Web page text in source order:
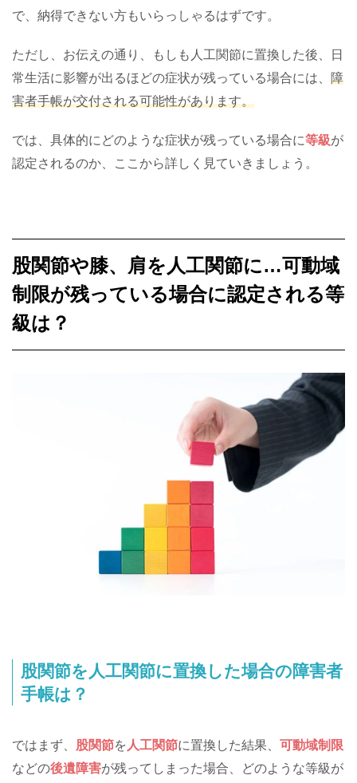
で、納得できない方もいらっしゃるはずです。
ただし、お伝えの通り、もしも人工関節に置換した後、日
常生活に影響が出るほどの症状が残っている場合には、 障
害者手帳が交付される可能性があります。
では、具体的にどのような症状が残っている場合に等級が
認定されるのか、ここから詳しく見ていきましょう。
股関節や膝、肩を人工関節に…可動域
制限が残っている場合に認定される等
級は？
股関節を人工関節に置換した場合の障害者
手帳は？
ではまず、 股関節を 人工関節に置換した結果、 可動域制限
などの後遺障害が残ってしまった場合、どのような等級が